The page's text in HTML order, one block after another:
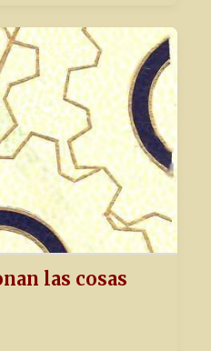
las cosas